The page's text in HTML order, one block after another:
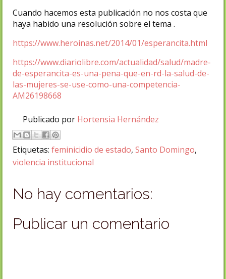
Cuando hacemos esta publicación no nos costa que
haya habido una resolución sobre el tema .
https://www.heroinas.net/2014/01/esperancita.html
https://www.diariolibre.com/actualidad/salud/madre-
de-esperancita-es-una-pena-que-en-rd-la-salud-de-
las-mujeres-se-use-como-una-competencia-
AM26198668
Publicado por Hortensia Hernández
Etiquetas: feminicidio de estado, Santo Domingo,
violencia institucional
No hay comentarios:
Publicar un comentario